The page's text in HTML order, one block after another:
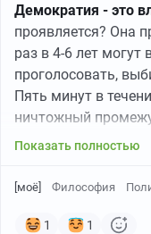
Демократия - это
проявляется? Она
раз в 4-6 лет могут
проголосовать,
Пять минут в
ничтожный
на власть, чтобы
граждане могут
интернету как
Показать полностью
[моё] Философия
1 1